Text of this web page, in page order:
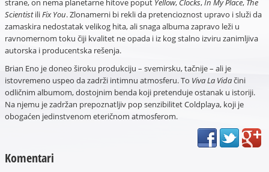
strane, on nema planetarne hitove poput Yellow, Clocks,In My Place, The
ScientistiliFix You.Zlonamerni bi rekli da pretencioznost upravo i služi da
zamaskira nedostatak velikog hita, ali snaga albuma zapravo leži u
ravnomernom toku čiji kvalitet ne opada i iz kog stalno izviru zanimljiva
autorska i producentska rešenja.
Brian Eno je doneo široku produkciju – svemirsku, tačnije – ali je
istovremeno uspeo da zadrži intimnu atmosferu. To Viva La Vidačini
odličnim albumom, dostojnim benda koji pretenduje ostanak u istoriji.
Na njemu je zadržan prepoznatljiv pop senzibilitet Coldplaya, koji je
obogaćen jedinstvenom eteričnom atmosferom.
Komentari